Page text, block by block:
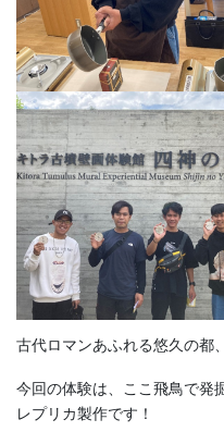
古代ロマンあふれる悠久の都
今回の体験は、ここ飛鳥で発
レプリカ製作です！